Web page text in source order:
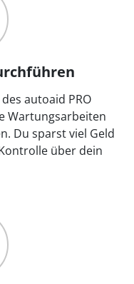
autoaid PRO
Wartungsarbeiten
Du sparst viel Geld
über dein